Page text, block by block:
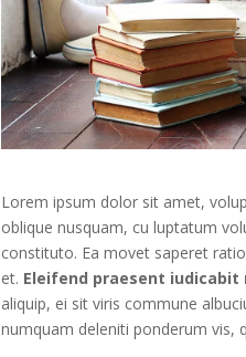
Lorem ipsum dolor sit amet,
oblique nusquam, cu luptatum
constituto. Ea movet saperet
et. Eleifend praesent
aliquip, ei sit viris commune
numquam deleniti ponderum vis,